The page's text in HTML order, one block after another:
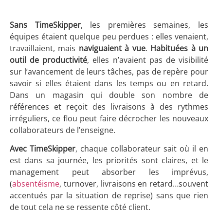
Sans TimeSkipper, les premières semaines, les
équipes étaient quelque peu perdues : elles venaient,
travaillaient, mais naviguaient à vue. Habituées à un
outil de productivité, elles n’avaient pas de visibilité
sur l’avancement de leurs tâches, pas de repère pour
savoir si elles étaient dans les temps ou en retard.
Dans un magasin qui double son nombre de
références et reçoit des livraisons à des rythmes
irréguliers, ce flou peut faire décrocher les nouveaux
collaborateurs de l’enseigne.
Avec TimeSkipper, chaque collaborateur sait où il en
est dans sa journée, les priorités sont claires, et le
management peut absorber les imprévus,
(absentéisme, turnover, livraisons en retard…souvent
accentués par la situation de reprise) sans que rien
de tout cela ne se ressente côté client.